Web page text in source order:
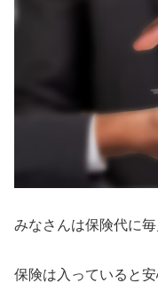
みなさんは保険代に
保険は入っていると